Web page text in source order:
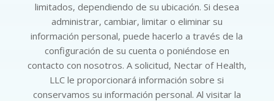
limitados, dependiendo de su ubicación. Si desea
administrar, cambiar, limitar o eliminar su
información personal, puede hacerlo a través de la
configuración de su cuenta o poniéndose en
contacto con nosotros. A solicitud, Nectar of Health,
LLC le proporcionará información sobre si
conservamos su información personal. Al visitar la